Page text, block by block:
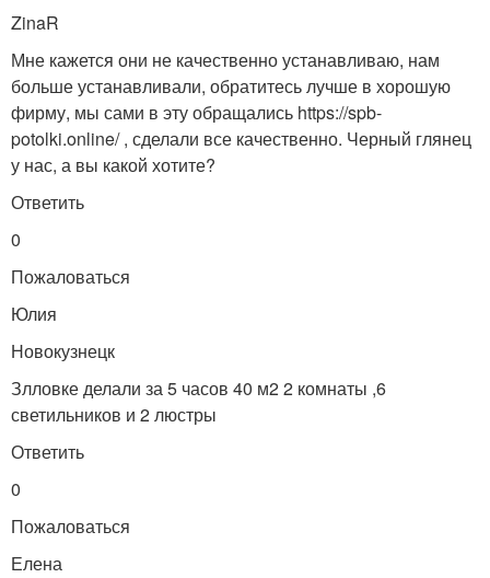
ZinaR
Мне кажется они не качественно устанавливаю, нам
больше устанавливали, обратитесь лучше в хорошую
фирму, мы сами в эту обращались https://spb-
potolki.online/ , сделали все качественно. Черный глянец
у нас, а вы какой хотите?
Ответить
0
Пожаловаться
Юлия
Новокузнецк
Злловке делали за 5 часов 40 м2 2 комнаты ,6
светильников и 2 люстры
Ответить
0
Пожаловаться
Елена